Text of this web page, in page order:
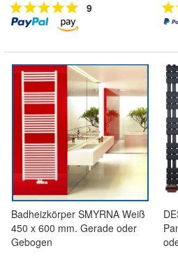
9
Badheizkörper SMYRNA Weiß
450 x 600 mm. Gerade oder
Gebogen